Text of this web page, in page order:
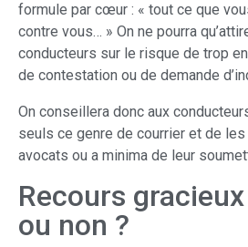
formule par cœur : « tout ce que
contre vous… » On ne pourra
conducteurs sur le risque de trop
de contestation ou de demande
On conseillera donc aux
seuls ce genre de courrier et de
avocats ou a minima de leur
Recours
ou non ?